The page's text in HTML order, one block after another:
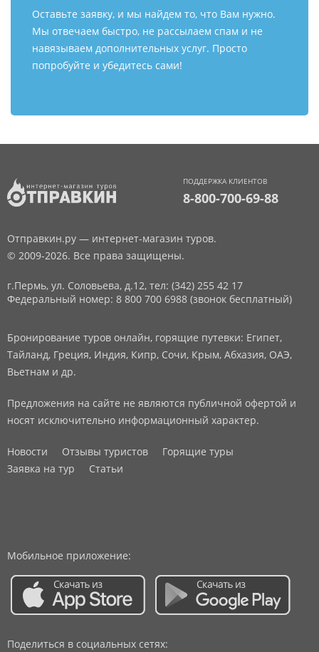
Оставьте заявку, и мы найдем то, что Вам нужно.
Мы отвечаем быстро, не рассылаем спам и не
навязываем дополнительных услуг. Просто
попробуйте и убедитесь сами!
ПОДДЕРЖКА КЛИЕНТОВ
8-800-700-69-88
Отправкин.ру — интернет-магазин туров.
© 2009-2026. Все права защищены.
г.Пермь, ул. Соловьева, д.12, тел: (342) 255 42 17
Федеральный номер: 8 800 700 6988 (звонок бесплатный)
Бронирование туров онлайн, горящие путевки: Египет,
Тайланд, Греция, Индия, Кипр, Сочи, Крым, Абхазия, ОАЭ,
Вьетнам и др.
Предложения на сайте не являются публичной офертой и
носят исключительно информационный характер.
Новости Отзывы туристов
Горящие туры
Заявка на тур
Статьи
Мобильное приложение:
Поделиться в социальных сетях: